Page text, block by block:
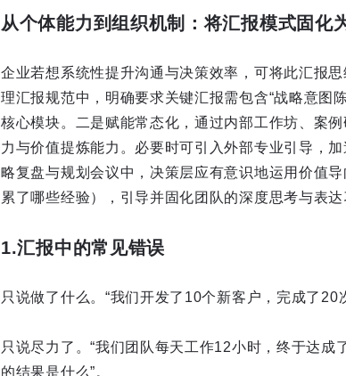
从个体能力到组织机制：将汇报模式固化
企业若想系统性提升沟通与决策效率，可将此汇报
理汇报规范中，明确要求关键汇报需包含“战略意图
核心模块。二是赋能常态化，通过内部工作坊、案
力与价值提炼能力。必要时可引入外部专业引导，
略复盘与规划会议中，决策层应有意识地运用价值
累了哪些经验），引导并固化团队的深度思考与表
1.汇报中的常见错误
只说做了什么。“我们开发了10个新客户，完成了20
只说尽力了。“我们团队每天工作12小时，终于达成
的结果是什么”。